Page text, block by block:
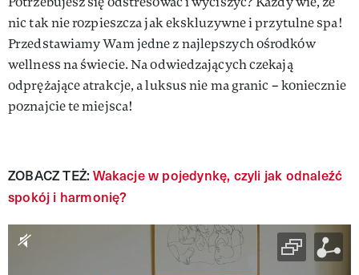
nic tak nie rozpieszcza jak ekskluzywne i przytulne spa!
Przedstawiamy Wam jedne z najlepszych ośrodków
wellness na świecie. Na odwiedzających czekają
odprężające atrakcje, a luksus nie ma granic – koniecznie
poznajcie te miejsca!
ZOBACZ TEŻ:Wakacje w pojedynkę, czyli jak odnaleźć
spokój i harmonię?